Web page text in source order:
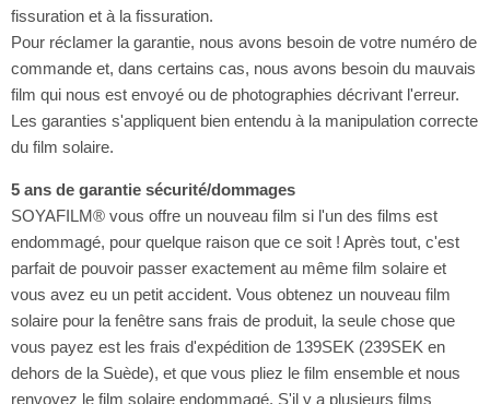
fissuration et à la fissuration.
Pour réclamer la garantie, nous avons besoin de votre numéro de
commande et, dans certains cas, nous avons besoin du mauvais
film qui nous est envoyé ou de photographies décrivant l'erreur.
Les garanties s'appliquent bien entendu à la manipulation correcte
du film solaire.
5 ans de garantie sécurité/dommages
SOYAFILM® vous offre un nouveau film si l'un des films est
endommagé, pour quelque raison que ce soit ! Après tout, c'est
parfait de pouvoir passer exactement au même film solaire et
vous avez eu un petit accident. Vous obtenez un nouveau film
solaire pour la fenêtre sans frais de produit, la seule chose que
vous payez est les frais d'expédition de 139SEK (239SEK en
dehors de la Suède), et que vous pliez le film ensemble et nous
renvoyez le film solaire endommagé. S'il y a plusieurs films